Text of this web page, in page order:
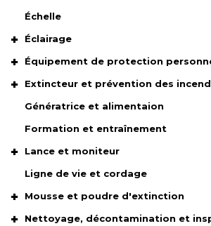
Échelle
Éclairage
Équipement de protection
Extincteur et prévention des
Génératrice et alimentaion
Formation et entraînement
Lance et moniteur
Ligne de vie et cordage
Mousse et poudre d'extinction
Nettoyage, décontamination et